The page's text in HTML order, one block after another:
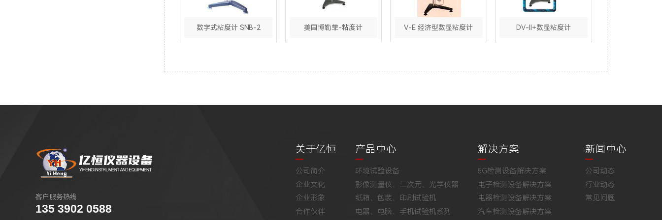
数字式粘度计 SNB-2 美国博勒菲-粘度计 V-E 经济型数显粘度计 DV-II+数显粘度计
客户服务热线
135 3902 0588
关于亿恒
公司简介
企业文化
企业形象
合作伙伴
产品中心
环境试验设备
影像测量仪、二次元、光学仪器
纸箱、包装、印刷试验机
电器、电脑、手机试验机系列
解决方案
5G检测设备解决方案
电子检测设备解决方案
电器检测设备解决方案
汽车检测设备解决方案
新闻中心
公司动态
行业动态
常见问题